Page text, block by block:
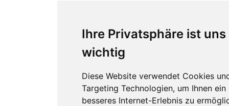
Ihre Privatsphäre ist uns
wichtig
Diese Website verwendet Cookies
Targeting Technologien, um Ihnen ein
besseres Internet-Erlebnis zu